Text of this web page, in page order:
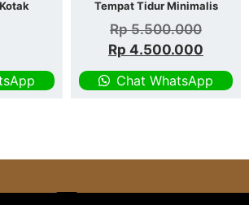
Tempat Tidur Minimalis
Rp5.500.000
Rp 4.500.000
Chat WhatsApp